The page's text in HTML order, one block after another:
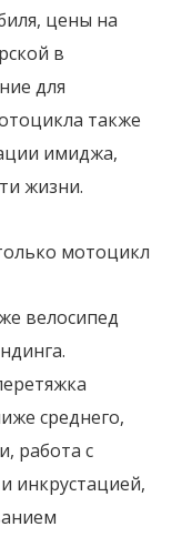
цены на
в
для
также
имиджа,
жизни.
мотоцикл
велосипед
среднего,
работа с
инкрустацией,